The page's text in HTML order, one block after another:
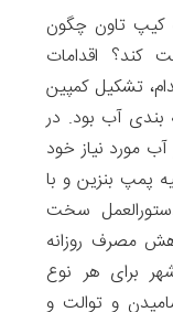
کیپ تاون چگون
کند؟ اقدامات
تشکیل کمپین
آب بود. در
مورد نیاز خود
پمپ بنزین و با
سخت
مصرف روزانه
برای هر نوع
و توالت و